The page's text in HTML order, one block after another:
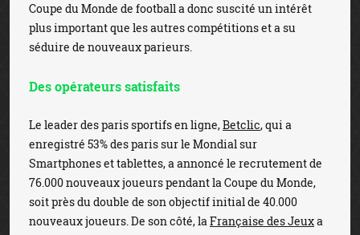
Coupe du Monde de football a donc suscité un intérêt
plus important que les autres compétitions et a su
séduire de nouveaux parieurs.
Des opérateurs satisfaits
Le leader des paris sportifs en ligne,Betclic, qui a
enregistré 53% des paris sur le Mondial sur
Smartphones et tablettes, a annoncé le recrutement de
76.000 nouveaux joueurs pendant la Coupe du Monde,
soit près du double de son objectif initial de 40.000
nouveaux joueurs. De son côté, laFrançaise des Jeuxa